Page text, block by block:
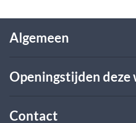
Algemeen
Bedrijfswagens
Over ons
Openingstijden deze
Ma
08:00 - 17:00
Contact